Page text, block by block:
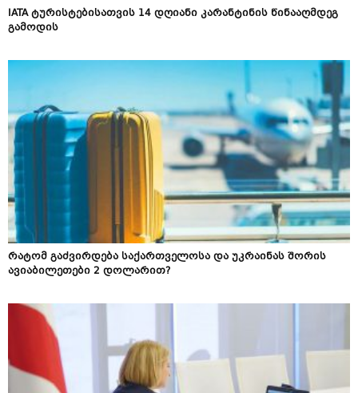
IATA ტურისტებისათვის 14 დღიანი კარანტინის წინააღმდეგ
გამოდის
რატომ გაძვირდება საქართველოსა და უკრაინას შორის
ავიაბილეთები 2 დოლარით?